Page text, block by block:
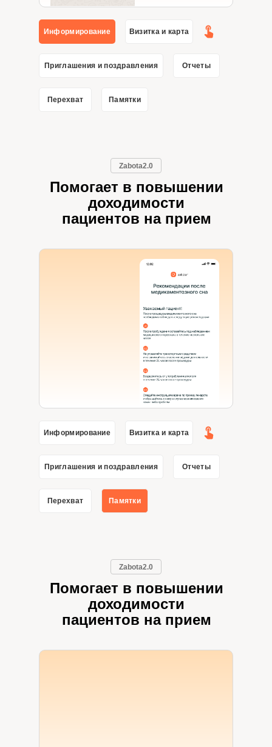
Отчеты
Перехват
Приглашения и поздравления
Визитка и карта
Памятки
Информирование
Помогает в повышении
доходимости
пациентов на прием
Zabota2.0
Отчеты
Перехват
Приглашения и поздравления
Визитка и карта
Памятки
Информирование
Помогает в повышении
доходимости
пациентов на прием
Zabota2.0